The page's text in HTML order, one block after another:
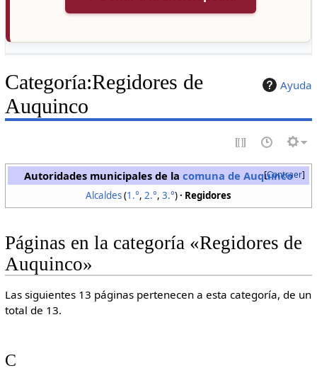
Ayuda
Categoría:Regidores de
Auquinco
Contraer
Autoridades municipales de la comuna de Auquinco
Alcaldes(1.°, 2.°, 3.°) Regidores
Páginas en la categoría «Regidores de
Auquinco»
Las siguientes 13 páginas pertenecen a esta categoría, de un
total de 13.
C